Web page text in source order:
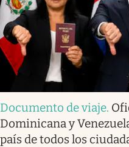
Documento de viaje.
Dominicana y
país de todos los